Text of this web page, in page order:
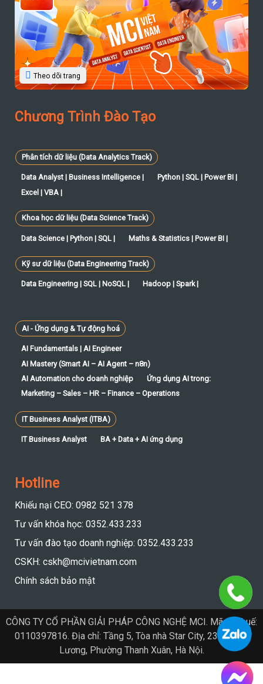
Theo dõi trang
Chương Trình Đào Tạo
Phân tích dữ liệu (Data Analytics Track)
Data Analyst | Business Intelligence |
Python | SQL | Power BI |
Excel | VBA |
Khoa học dữ liệu (Data Science Track)
Data Science | Python | SQL | Maths & Statistics | Power BI |
Kỹ sư dữ liệu (Data Engineering Track)
Data Engineering | SQL | NoSQL | Hadoop | Spark |
AI - Ứng dụng & Tự động hoá
AI Fundamentals | AI Engineer
AI Mastery (Smart AI – AI Agent – n8n)
AI Automation cho doanh nghiệp
Ứng dụng AI trong:
Marketing – Sales – HR – Finance – Operations
IT Business Analyst (ITBA)
IT Business Analyst BA + Data + AI ứng dụng
Hotline
Khiếu nại CEO: 0982 521 378
Tư vấn khóa học: 0352.433.233
Tư vấn đào tạo doanh nghiệp: 0352.433.233
CSKH: cskh@mcivietnam.com
Chính sách bảo mật
CÔNG TY CỔ PHẦN GIẢI PHÁP CÔNG NGHỆ MCI. Mã số thuế:
0110397816. Địa chỉ: Tầng 5, Tòa nhà Star City, 23 Lê Văn
Lương, Phường Thanh Xuân, Hà Nội.